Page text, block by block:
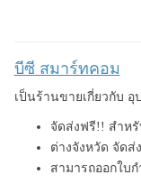
บีซี สมาร์ทคอม
เป็นร้านขายเกี่ยวกับ
จัดส่งฟรี!! สำห
ต่างจังหวัด จัดส่
สามารถออกใบ